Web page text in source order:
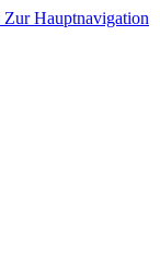
Zur Hauptnavigation